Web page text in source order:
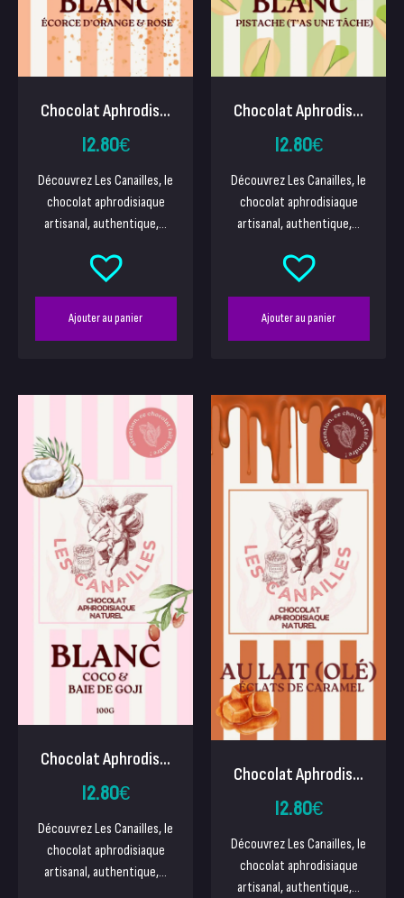
Chocolat Aphrodis...
12.80€
Découvrez Les Canailles, le
chocolat aphrodisiaque
artisanal, authentique,...
Ajouter au panier
Chocolat Aphrodis...
12.80€
Découvrez Les Canailles, le
chocolat aphrodisiaque
artisanal, authentique,...
Ajouter au panier
Chocolat Aphrodis...
12.80€
Découvrez Les Canailles, le
chocolat aphrodisiaque
artisanal, authentique,...
Chocolat Aphrodis...
12.80€
Découvrez Les Canailles, le
chocolat aphrodisiaque
artisanal, authentique,...